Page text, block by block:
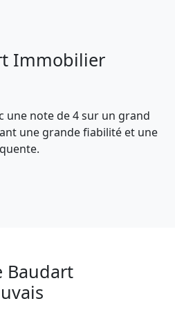
Immobilier
une note de 4 sur un grand
une grande fiabilité et une
Baudart